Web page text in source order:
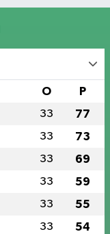
O P
33 77
33 73
33 69
33 59
33 55
33 54